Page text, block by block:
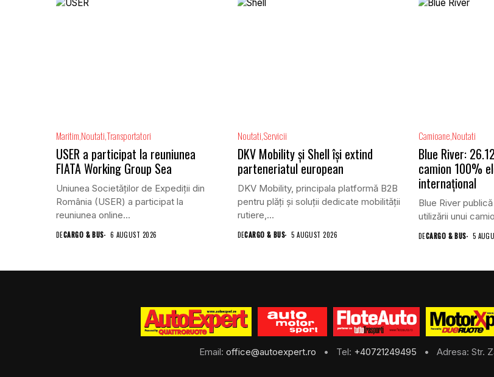
Maritim NoutatiTransportatori
USER a participat la reuniunea
FIATA Working Group Sea
Uniunea Societăților de Expediții din
România (USER) a participat la
reuniunea online...
DECARGO & BUS 6 AUGUST 2026
Noutati Servicii
DKV Mobility și Shell își extind
parteneriatul european
DKV Mobility, principala platformă B2B
pentru plăți și soluții dedicate mobilității
rutiere,...
DECARGO & BUS 5 AUGUST 2026
Camioane Noutati
Blue River:
camion 100%
internațional
Blue River
utilizării unui
DECARGO & BUS 5
Email: office@autoexpert.ro • Tel: +40721249495 • Adresa: Str.